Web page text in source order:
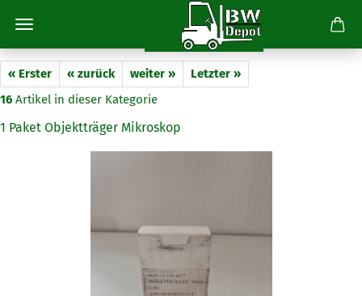
« Erster « zurück weiter »
Letzter »
16 Artikel in dieser Kategorie
1 Paket Objektträger Mikroskop